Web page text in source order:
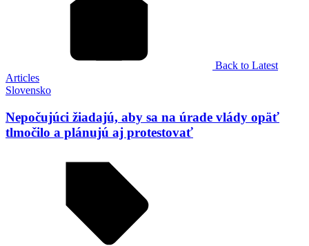
Back to Latest
Articles
Slovensko
Nepočujúci žiadajú, aby sa na úrade vlády opäť
tlmočilo a plánujú aj protestovať